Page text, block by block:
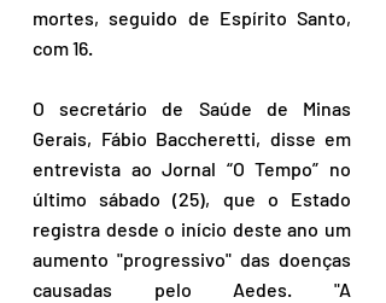
mortes, seguido de Espírito Santo,
com 16.
O secretário de Saúde de Minas
Gerais, Fábio Baccheretti, disse em
entrevista ao Jornal “O Tempo” no
último sábado (25), que o Estado
registra desde o início deste ano um
aumento "progressivo" das doenças
causadas pelo Aedes. "A